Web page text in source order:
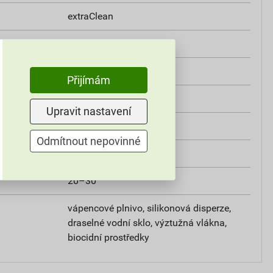
extraClean
0,8 W/mK
od +5°C do +25°C
25 kg
omítky
20–30
vápencové plnivo, silikonová disperze,
draselné vodní sklo, výztužná vlákna,
biocidní prostředky
Přijímám
Upravit nastavení
Odmítnout nepovinné